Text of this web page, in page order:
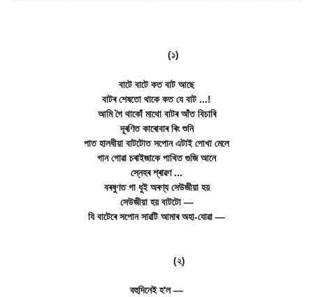
(১)
বাটে বাটে কত বাট আছে
বাটৰ শেষতো থাকে কত যে বাট ...!
আমি গৈ থাকোঁ মাথো বাটৰ আঁত বিচাৰি
দূৰণিত কাৰোবাৰ ৰিং শুনি
পাত হালধীয়া বাটটোত সপোন এটাই পোখা মেলে
গান গোৱা চৰাইজাকে পাখিত গুজি আনে
স্নেহৰ শ্ৰাৱণ ...
বৰষুণত গা ধুই অৰণ্য সেউজীয়া হয়
সেউজীয়া হয় বাটটো ―
যি বাটেৰে সপোন সাৱটি আমাৰ অহা-যোৱা ―
(২)
বহুদিনেই হ'ল ―